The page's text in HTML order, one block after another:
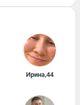
Ирина,44